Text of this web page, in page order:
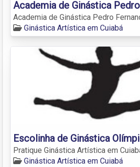
Academia de Ginástica
Academia de Ginástica Pedro
Ginástica Artística em Cuiabá
Escolinha de Ginástica
Pratique Ginástica Artística em
Ginástica Artística em Cuiabá